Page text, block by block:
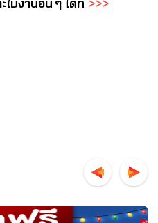
บงาน อื่น ๆ ได้ที่ >>>